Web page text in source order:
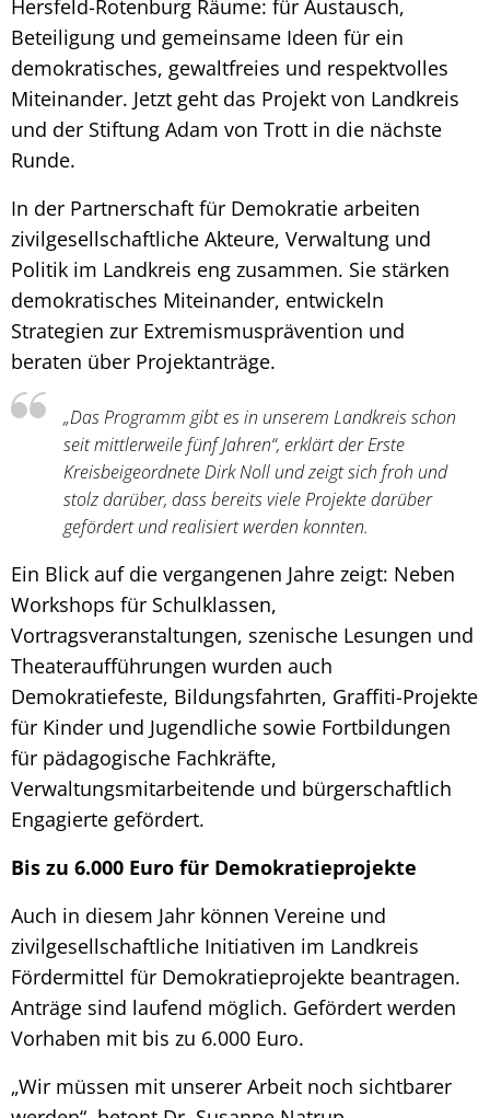
Hersfeld-Rotenburg Räume: für Austausch,
Beteiligung und gemeinsame Ideen für ein
demokratisches, gewaltfreies und respektvolles
Miteinander. Jetzt geht das Projekt von Landkreis
und der Stiftung Adam von Trott in die nächste
Runde.
In der Partnerschaft für Demokratie arbeiten
zivilgesellschaftliche Akteure, Verwaltung und
Politik im Landkreis eng zusammen. Sie stärken
demokratisches Miteinander, entwickeln
Strategien zur Extremismusprävention und
beraten über Projektanträge.
„Das Programm gibt es in unserem Landkreis schon
seit mittlerweile fünf Jahren“, erklärt der Erste
Kreisbeigeordnete Dirk Noll und zeigt sich froh und
stolz darüber, dass bereits viele Projekte darüber
gefördert und realisiert werden konnten.
Ein Blick auf die vergangenen Jahre zeigt: Neben
Workshops für Schulklassen,
Vortragsveranstaltungen, szenische Lesungen und
Theateraufführungen wurden auch
Demokratiefeste, Bildungsfahrten, Graffiti-Projekte
für Kinder und Jugendliche sowie Fortbildungen
für pädagogische Fachkräfte,
Verwaltungsmitarbeitende und bürgerschaftlich
Engagierte gefördert.
Bis zu 6.000 Euro für Demokratieprojekte
Auch in diesem Jahr können Vereine und
zivilgesellschaftliche Initiativen im Landkreis
Fördermittel für Demokratieprojekte beantragen.
Anträge sind laufend möglich. Gefördert werden
Vorhaben mit bis zu 6.000 Euro.
„Wir müssen mit unserer Arbeit noch sichtbarer